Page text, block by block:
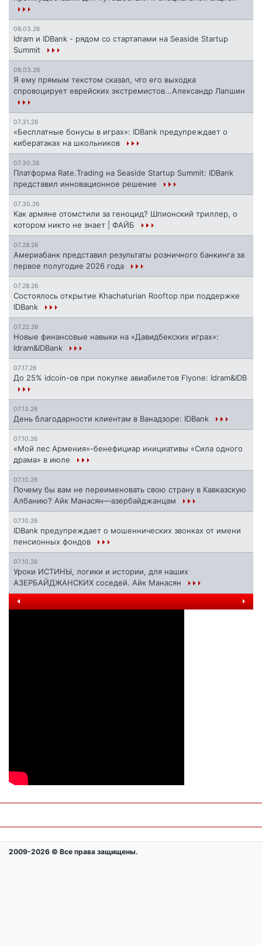
08.03.26
Idram и IDBank - рядом со стартапами на Seaside Startup
Summit
08.03.26
Я ему прямым текстом сказал, что его выходка
спровоцирует еврейских экстремистов...Александр Лапшин
07.31.26
«Бесплатные бонусы в играх»: IDBank предупреждает о
кибератаках на школьников
07.30.26
Платформа Rate.Trading на Seaside Startup Summit: IDBank
представил инновационное решение
07.30.26
Как армяне отомстили за геноцид? Шпионский триллер, о
котором никто не знает | ФАЙБ
07.28.26
Америабанк представил результаты розничного банкинга за
первое полугодие 2026 года
07.28.26
Состоялось открытие Khachaturian Rooftop при поддержке
IDBank
07.22.26
Новые финансовые навыки на «Давидбекских играх»:
Idram&IDBank
07.17.26
До 25% idcoin-ов при покупке авиабилетов Flyone: Idram&IDB
07.13.26
День благодарности клиентам в Ванадзоре: IDBank
07.10.26
«Мой лес Армения»-бенефициар инициативы «Сила одного
драма» в июле
07.10.26
Почему бы вам не переименовать свою страну в Кавказскую
Албанию? Айк Манасян—азербайджанцам
07.10.26
IDBank предупреждает о мошеннических звонках от имени
пенсионных фондов
07.10.26
Уроки ИСТИНЫ, логики и истории, для наших
АЗЕРБАЙДЖАНСКИХ соседей. Айк Манасян
2009-2026 © Все права защищены.